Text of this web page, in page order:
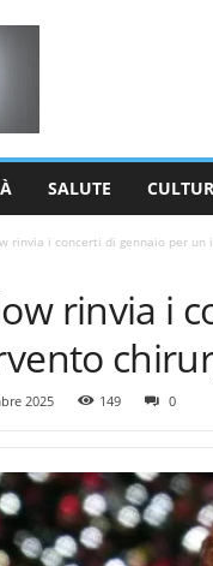
SALUTE
rinvia i concerti di gennaio per un
rinvia i
2025 149 0